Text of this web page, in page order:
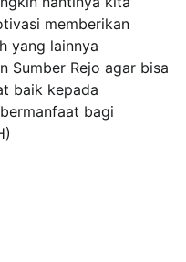
memberikan
yang lainnya
Sumber Rejo agar bisa
baik kepada
bagi